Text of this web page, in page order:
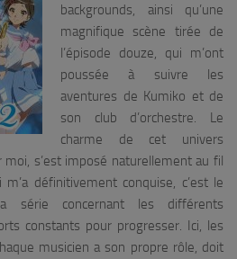
backgrounds, ainsi qu’une
magnifique scène tirée de
l’épisode douze, qui m’ont
poussée à suivre les
aventures de Kumiko et de
son club d’orchestre. Le
charme de cet univers
moi, s’est imposé naturellement au fil
définitivement conquise, c’est le
série concernant les différents
constants pour progresser. Ici, les
musicien a son propre rôle, doit